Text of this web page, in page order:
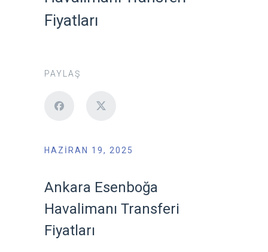
Fiyatları
PAYLAŞ
HAZIRAN 19, 2025
Ankara Esenboğa
Havalimanı Transferi
Fiyatları